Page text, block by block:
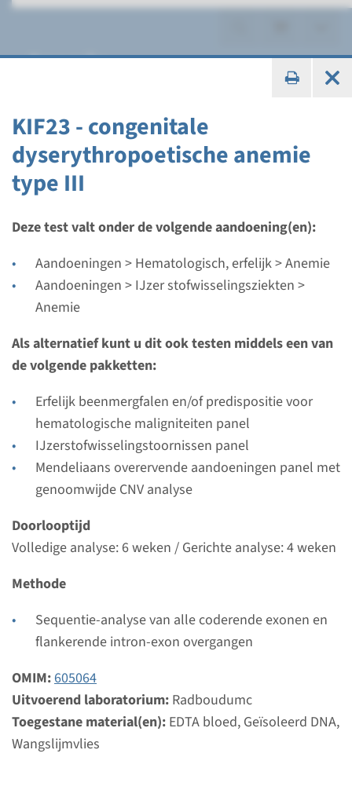
KIF23 - congenitale
dyserythropoetische anemie
type III
Deze test valt onder de volgende aandoening(en):
Aandoeningen > Hematologisch, erfelijk > Anemie
Aandoeningen > IJzer stofwisselingsziekten >
Anemie
Als alternatief kunt u dit ook testen middels een van
de volgende pakketten:
Erfelijk beenmergfalen en/of predispositie voor
hematologische maligniteiten panel
IJzerstofwisselingstoornissen panel
Mendeliaans overervende aandoeningen panel met
genoomwijde CNV analyse
Doorlooptijd
Volledige analyse: 6 weken / Gerichte analyse: 4 weken
Methode
Sequentie-analyse van alle coderende exonen en
flankerende intron-exon overgangen
OMIM:605064
Uitvoerend laboratorium: Radboudumc
Toegestane material(en): EDTA bloed, Geïsoleerd DNA,
Wangslijmvlies
Anemie
Gen
ABCB7 - X-gebonden
sideroblastaire anemie met
spinocerebellaire ataxie
Doorlooptijd
Volledige analyse & Gerichte analyse: 4 weken
Uitvoerend laboratorium
Radboudumc
Bekijk
Toevoegen
Gen
ALAS2 - X-gebonden
sideroblastaire anemie
Doorlooptijd
Volledige analyse: 8 weken / Gerichte analyse: 4
Uitvoerend laboratorium
Radboudumc
Bekijk
Toevoegen
Gen